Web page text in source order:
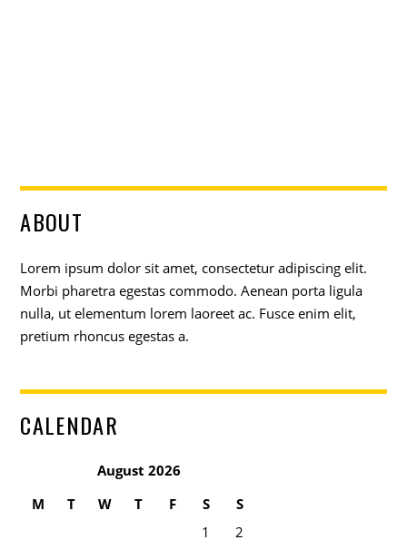
ABOUT
Lorem ipsum dolor sit amet, consectetur adipiscing elit.
Morbi pharetra egestas commodo. Aenean porta ligula
nulla, ut elementum lorem laoreet ac. Fusce enim elit,
pretium rhoncus egestas a.
CALENDAR
August 2026
M
T W T F S
S
1
2